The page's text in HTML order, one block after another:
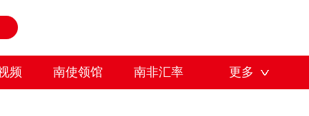
频 南使领馆 南非汇率 更多